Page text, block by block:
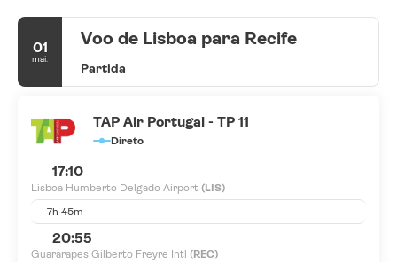
01
mai.
Voo de Lisboa para Recife
Partida
TAP Air Portugal - TP 11
Direto
17:10
Lisboa Humberto Delgado Airport (LIS)
7h 45m
20:55
Guararapes Gilberto Freyre Intl (REC)